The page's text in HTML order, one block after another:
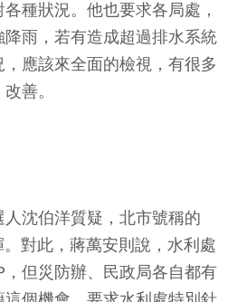
種狀況。他也要求各局處，
雨，若有造成超過排水系統
應該來全面的檢視，有很多
善。
人沈伯洋質疑，北市號稱的
。對此，蔣萬安則說，水利處
但災防辦、民政局各自都有